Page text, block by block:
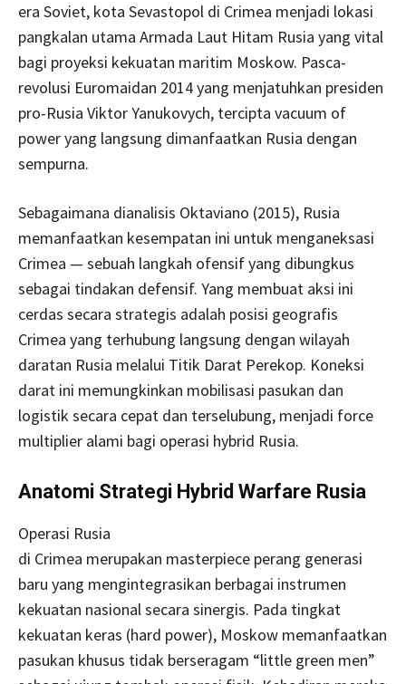
era Soviet, kota Sevastopol di Crimea menjadi lokasi
pangkalan utama Armada Laut Hitam Rusia yang vital
bagi proyeksi kekuatan maritim Moskow. Pasca-
revolusi Euromaidan 2014 yang menjatuhkan presiden
pro-Rusia Viktor Yanukovych, tercipta vacuum of
power yang langsung dimanfaatkan Rusia dengan
sempurna.
Sebagaimana dianalisis Oktaviano (2015), Rusia
memanfaatkan kesempatan ini untuk menganeksasi
Crimea — sebuah langkah ofensif yang dibungkus
sebagai tindakan defensif. Yang membuat aksi ini
cerdas secara strategis adalah posisi geografis
Crimea yang terhubung langsung dengan wilayah
daratan Rusia melalui Titik Darat Perekop. Koneksi
darat ini memungkinkan mobilisasi pasukan dan
logistik secara cepat dan terselubung, menjadi force
multiplier alami bagi operasi hybrid Rusia.
Anatomi Strategi Hybrid Warfare Rusia
Operasi Rusia
di Crimea merupakan masterpiece perang generasi
baru yang mengintegrasikan berbagai instrumen
kekuatan nasional secara sinergis. Pada tingkat
kekuatan keras (hard power), Moskow memanfaatkan
pasukan khusus tidak berseragam “little green men”